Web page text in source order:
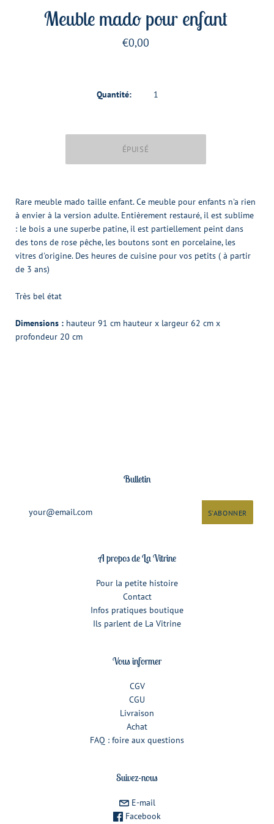
Meuble mado pour enfant
€0,00
Quantité:
Rare meuble mado taille enfant. Ce meuble pour enfants n'a rien
à envier à la version adulte. Entièrement restauré, il est sublime
: le bois a une superbe patine, il est partiellement peint dans
des tons de rose pêche, les boutons sont en porcelaine, les
vitres d'origine. Des heures de cuisine pour vos petits ( à partir
de 3 ans)
Très bel état
Dimensions : hauteur 91 cm hauteur x largeur 62 cm x
profondeur 20 cm
Bulletin
A propos de La Vitrine
Pour la petite histoire
Contact
Infos pratiques boutique
Ils parlent de La Vitrine
Vous informer
CGV
CGU
Livraison
Achat
FAQ : foire aux questions
Suivez-nous
E-mail
Facebook